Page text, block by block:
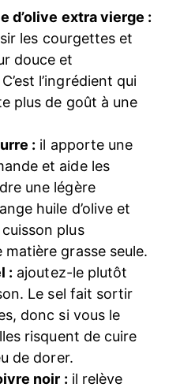
d’olive extra vierge :
les courgettes et
douce et
l’ingrédient qui
plus de goût à une
: il apporte une
et aide les
une légère
huile d’olive et
plus
matière grasse seule.
: ajoutez-le plutôt
Le sel fait sortir
donc si vous le
risquent de cuire
de dorer.
noir : il relève